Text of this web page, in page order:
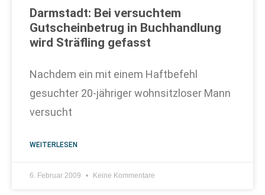
Darmstadt: Bei versuchtem
Gutscheinbetrug in Buchhandlung
wird Sträfling gefasst
Nachdem ein mit einem Haftbefehl
gesuchter 20-jähriger wohnsitzloser Mann
versucht
WEITERLESEN
6. Februar 2009 Keine Kommentare